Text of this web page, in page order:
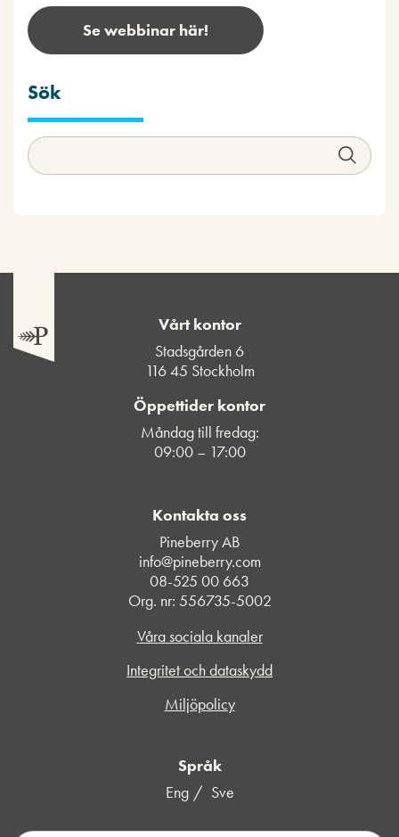
Se webbinar här!
Sök
Vårt kontor
Stadsgården 6
116 45 Stockholm
Öppettider kontor
Måndag till fredag:
09:00 – 17:00
Kontakta oss
Pineberry AB
info@pineberry.com
08-525 00 663
Org. nr: 556735-5002
Våra sociala kanaler
Integritet och dataskydd
Miljöpolicy
Språk
Eng
Sve